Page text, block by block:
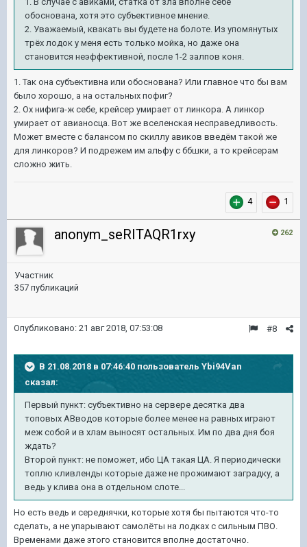
обоснована, хотя это субъективное мнение.
2. Уважаемый, квакать вы будете на болоте. Из упомянутых
трёх лодок у меня есть только мойка, но даже она
становится неэффективной, после 1-2 залпов коня.
1. Так она субъективна или обоснована? Или главное что бы вам
было хорошо, а на остальных пофиг?
2. Ох нифига-ж себе, крейсер умирает от линкора. А линкор
умирает от авианосца. Вот же вселенская несправедливость.
Может вместе с балансом по скиллу авиков введём такой же
для линкоров? И подрежем им альфу с ббшки, а то крейсерам
сложно жить.
4 1
262
anonym_seRITAQR1rxy
Участник
357 публикаций
#8
Опубликовано: 21 авг 2018, 07:53:08
В 21.08.2018 в 07:46:40 пользователь Ybi94Van
сказал:
Первый пункт: субъективно на сервере десятка два
топовых АВводов которые более менее на равных играют
меж собой и в хлам выносят остальных. Им по два дня боя
ждать?
Второй пункт: не поможет, ибо ЦА такая ЦА. Я периодически
топлю кливленды которые даже не прожимают заградку, а
ведь у клива она в отдельном слоте...
Но есть ведь и середнячки, которые хотя бы пытаются что-то
сделать, а не упарывают самолёты на лодках с сильным ПВО.
Временами даже этого становится вполне достаточно.